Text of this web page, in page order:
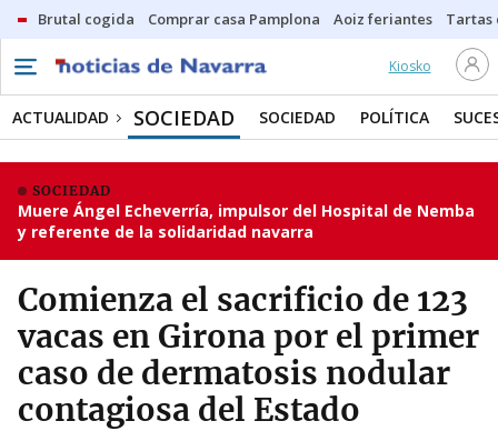
Brutal cogida Comprar casa Pamplona Aoiz feriantes Tartas
Kiosko
ACTUALIDAD SOCIEDAD SOCIEDAD POLÍTICA
SOCIEDAD
Muere Ángel Echeverría, impulsor del Hospital de Nemba
y referente de la solidaridad navarra
Comienza el sacrificio de 123
vacas en Girona por el primer
caso de dermatosis nodular
contagiosa del Estado